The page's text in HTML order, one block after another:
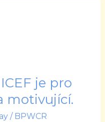
je pro
motivující.
/ BPWCR